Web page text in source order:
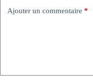
Ajouter un commentaire *